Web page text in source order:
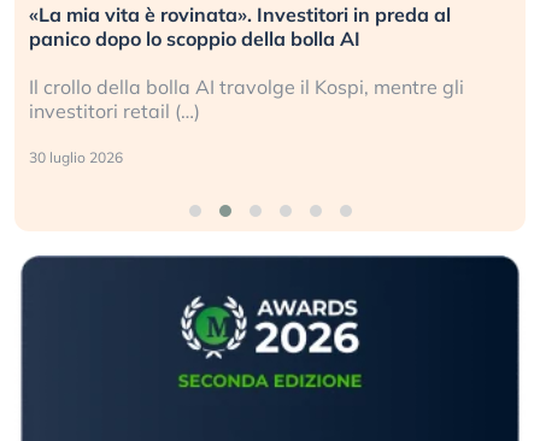
Quando la finanza pesa più dell’economia reale.
L’America sta ripetendo gli errori del 2008?
La ricchezza mondiale cresce, ma è sempre più
sganciata dall’economia reale. (…)
24 luglio 2026